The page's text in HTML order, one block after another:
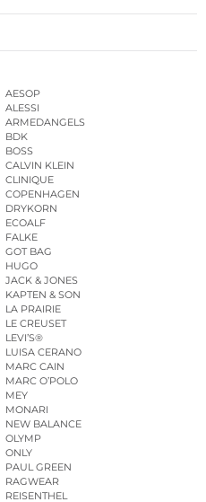
AESOP
ALESSI
ARMEDANGELS
BDK
BOSS
CALVIN KLEIN
CLINIQUE
COPENHAGEN
DRYKORN
ECOALF
FALKE
GOT BAG
HUGO
JACK & JONES
KAPTEN & SON
LA PRAIRIE
LE CREUSET
LEVI’S®
LUISA CERANO
MARC CAIN
MARC O’POLO
MEY
MONARI
NEW BALANCE
OLYMP
ONLY
PAUL GREEN
RAGWEAR
REISENTHEL